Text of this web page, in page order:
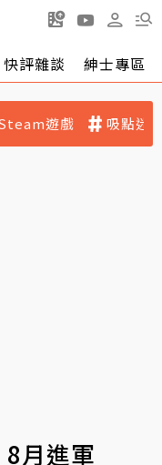
快評雜談 紳士專區
遊戲 吸點迷
月進軍